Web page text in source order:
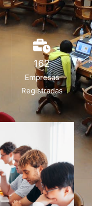
162
Empresas
Registradas